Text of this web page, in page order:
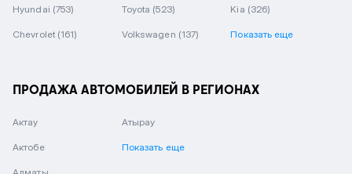
Hyundai (753) Toyota (523) Kia (326)
Chevrolet (161) Volkswagen (137) Показать еще
ПРОДАЖА АВТОМОБИЛЕЙ В РЕГИОНАХ
Актау
Актобе
Атырау
Показать еще